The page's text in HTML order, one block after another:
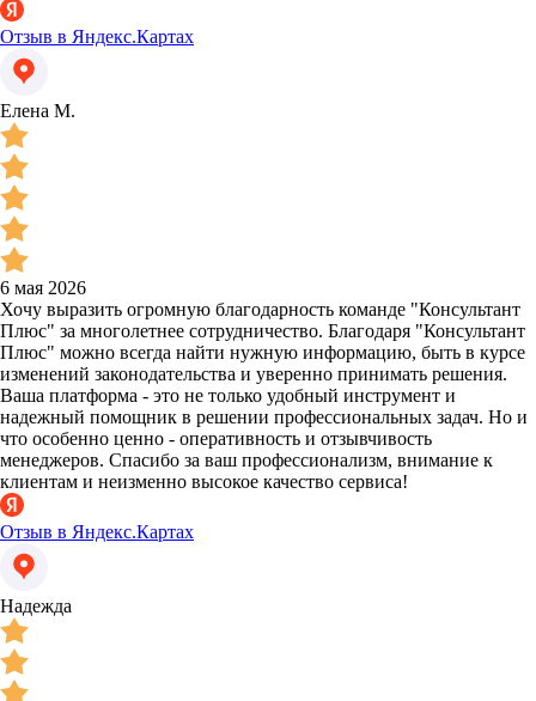
Отзыв в Яндекс.Картах
Елена М.
6 мая 2026
Хочу выразить огромную благодарность команде "Консультант
Плюс" за многолетнее сотрудничество. Благодаря "Консультант
Плюс" можно всегда найти нужную информацию, быть в курсе
изменений законодательства и уверенно принимать решения.
Ваша платформа - это не только удобный инструмент и
надежный помощник в решении профессиональных задач. Но и
что особенно ценно - оперативность и отзывчивость
менеджеров. Спасибо за ваш профессионализм, внимание к
клиентам и неизменно высокое качество сервиса!
Отзыв в Яндекс.Картах
Надежда